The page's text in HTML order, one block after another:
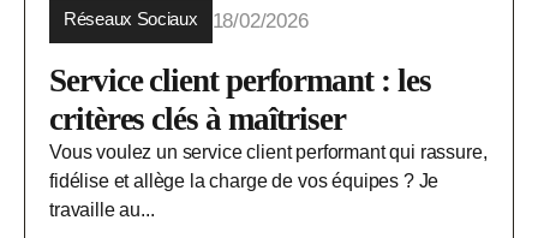
Réseaux Sociaux 18/02/2026
Service client performant : les
critères clés à maîtriser
Vous voulez un service client performant qui rassure,
fidélise et allège la charge de vos équipes ? Je
travaille au...